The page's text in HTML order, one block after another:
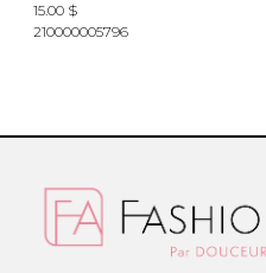
15.00 $
210000005796